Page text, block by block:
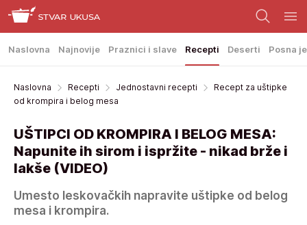
Naslovna Najnovije Praznici i slave Recepti Deserti Posna
Naslovna Recepti Jednostavni recepti
Recept za uštipke
od krompira i belog mesa
UŠTIPCI OD KROMPIRA I BELOG MESA:
Napunite ih sirom i ispržite - nikad brže i
lakše (VIDEO)
Umesto leskovačkih napravite uštipke od belog
mesa i krompira.